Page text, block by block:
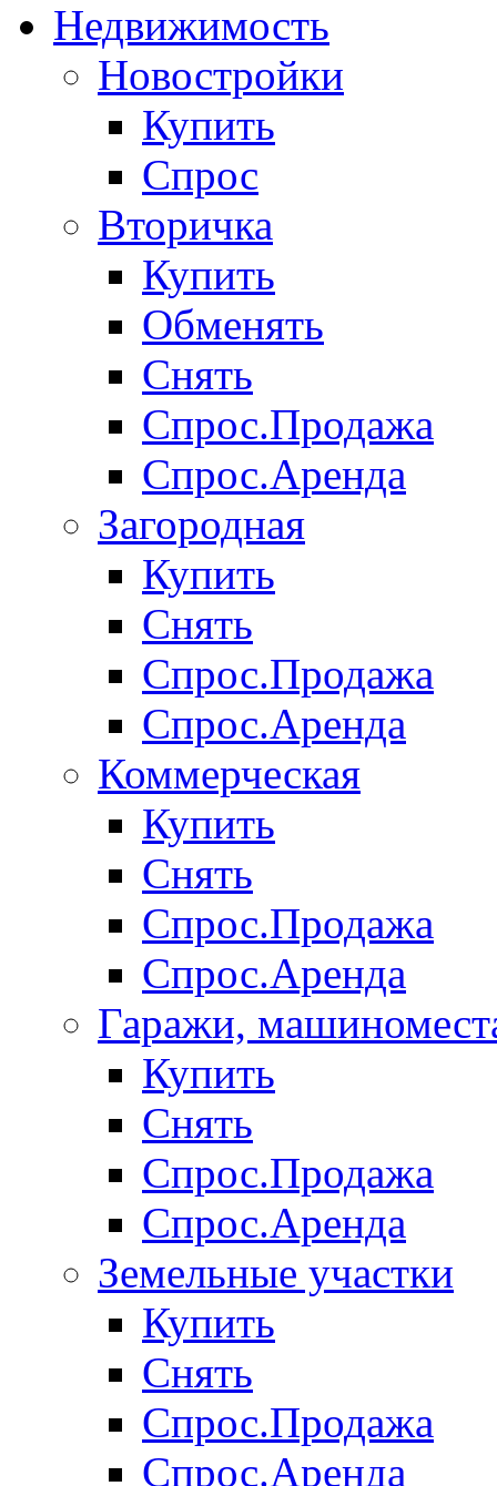
Недвижимость
Новостройки
Купить
Спрос
Вторичка
Купить
Обменять
Снять
Спрос.Продажа
Спрос.Аренда
Загородная
Купить
Снять
Спрос.Продажа
Спрос.Аренда
Коммерческая
Купить
Снять
Спрос.Продажа
Спрос.Аренда
Гаражи,
Купить
Снять
Спрос.Продажа
Спрос.Аренда
Земельные участки
Купить
Снять
Спрос.Продажа
Спрос.Аренда